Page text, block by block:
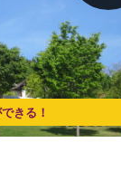
きる！